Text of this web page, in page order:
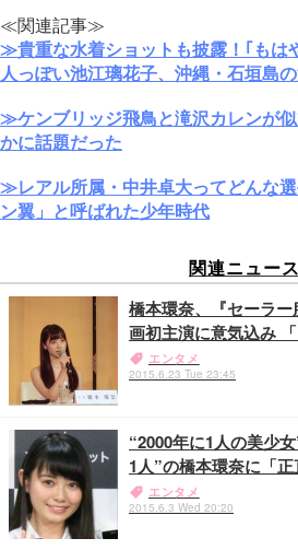
≪関連記事≫
≫貴重な水着ショットも披露！｢もは
人っぽい池江璃花子、沖縄・石垣島
≫ケンブリッジ飛鳥と滝沢カレンが
かに話題だった
≫レアル所属・中井卓大ってどんな
ン翼」と呼ばれた少年時代
関連ニュース
橋本環奈、『セーラ
画初主演に意気込み
エンタメ
2015.6.23 Tue 23:45
“2000年に1人の美少
1人”の橋本環奈に「正
エンタメ
2015.6.3 Wed 20:20